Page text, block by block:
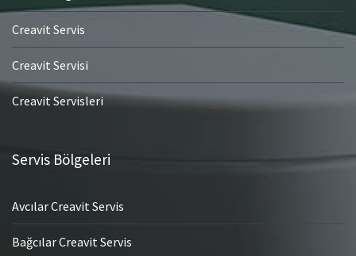
Creavit Servis
Creavit Servisi
Creavit Servisleri
Servis Bölgeleri
Avcılar Creavit Servis
Bağcılar Creavit Servis